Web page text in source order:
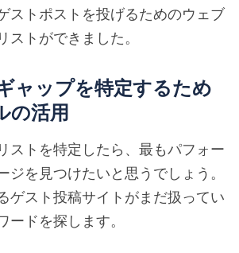
ストポストを投げるためのウェブ
ストができました。
ャップを特定するため
の活用
ストを特定したら、最もパフォー
ジを見つけたいと思うでしょう。
ゲスト投稿サイトがまだ扱ってい
ードを探します。